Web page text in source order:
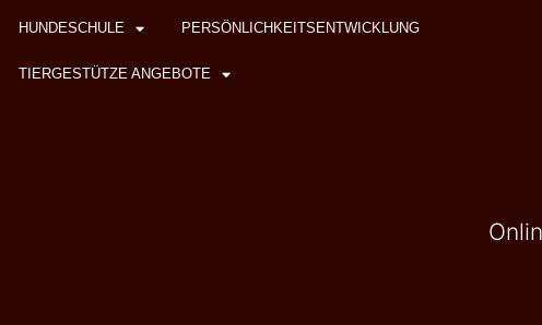
HUNDESCHULE PERSÖNLICHKEITSENTWICKLUNG
TIERGESTÜTZE ANGEBOTE